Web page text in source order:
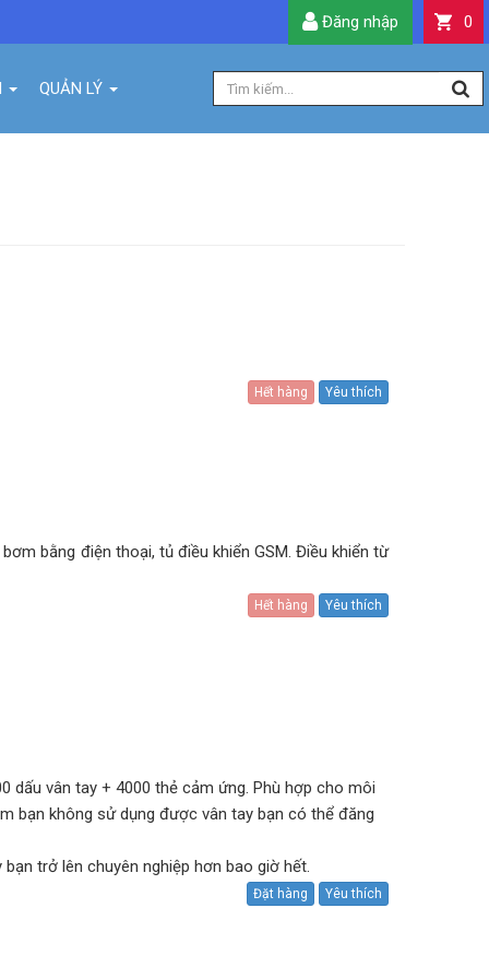
QUẢN LÝ
0
Đăng nhập
Hết hàng Yêu thích
bằng điện thoại, tủ điều khiển GSM. Điều khiển từ
Hết hàng Yêu thích
dấu vân tay + 4000 thẻ cảm ứng. Phù hợp cho môi
bạn không sử dụng được vân tay bạn có thể đăng
trở lên chuyên nghiệp hơn bao giờ hết.
Đặt hàng Yêu thích